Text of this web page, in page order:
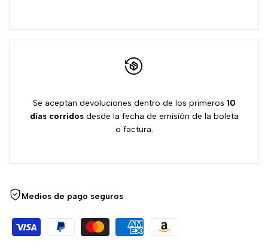
Se aceptan devoluciones dentro de los primeros 10
días corridosdesde la fecha de emisión de la boleta
o factura.
Medios de pago seguros